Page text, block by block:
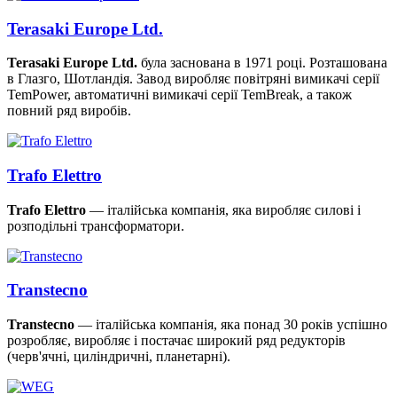
Terasaki Europe Ltd.
Terasaki Europe Ltd. була заснована в 1971 році. Розташована
в Глазго, Шотландія. Завод виробляє повітряні вимикачі серії
TemPower, автоматичні вимикачі серії TemBreak, а також
повний ряд виробів.
Trafo Elettro
Trafo Elettro — італійська компанія, яка виробляє силові і
розподільні трансформатори.
Transtecno
Transtecno — італійська компанія, яка понад 30 років успішно
розробляє, виробляє і постачає широкий ряд редукторів
(черв'ячні, циліндричні, планетарні).